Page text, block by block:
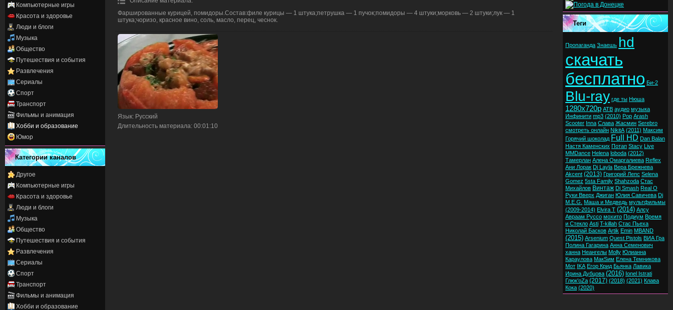
Компьютерные игры
Красота и здоровье
Люди и блоги
Музыка
Общество
Путешествия и события
Развлечения
Сериалы
Спорт
Транспорт
Фильмы и анимация
Хобби и образование
Юмор
Категории каналов
Другое
Компьютерные игры
Красота и здоровье
Люди и блоги
Музыка
Общество
Путешествия и события
Развлечения
Сериалы
Спорт
Транспорт
Фильмы и анимация
Хобби и образование
Фаршированные курицей, помидоры.Состав:филе курицы — 1 штука;петрушка — 1 пучок;помидоры — 4 штуки;морковь — 2 штуки;лук — 1
штука;чоризо, красное вино, соль, масло, перец, чеснок.
Язык: Русский
Длительность материала: 00:01:10
Теги
Пропаганда Знаешь hd
скачать
бесплатно Би-2
Blu-ray где ты Нюша
1280x720p ATB аудио музыка
Инфинити mp3 (2010) Pop Arash
Scooter Inna Слава Жасмин Serebro
смотреть онлайн NikitA (2011) Максим
Горячий шоколад Full HD Dan Balan
Настя Каменских Потап Stacy Live
MMDance Helena loboda (2012)
Тамерлан Алена Омаргалиева Reflex
Ани Лорак Dj Layla Вера Брежнева
Akcent (2013) Григорий Лепс Selena
Gomez 5sta Family Shahzoda Стас
Михайлов Винтаж Dj Smash Real O
Руки Вверх Джиган Юлия Савичева Dj
M.E.G.
Маша и Медведь мультфильмы
(2009-2014) Elvira T (2014) Алсу
Авраам Руссо мохито Подиум Время
и Стекло Asti T-killah Стас Пьеха
Николай Басков Artik Emin MBAND
(2015) Arsenium Quest Pistols ВИА Гра
Полина Гагарина Анна Семенович
ханна Неангелы Molly Юлианна
Караулова МакSим Елена Темникова
Мот IKA Егор Крид Бьянка Лавика
Ирина Дубцова (2016) Ionel Istrati
Глюк'oZa (2017) (2018) (2021) Клава
Кока (2020)